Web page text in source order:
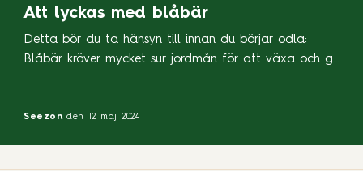
Att lyckas med blåbär
Detta bör du ta hänsyn till innan du börjar odla:
Blåbär kräver mycket sur jordmån för att växa och ge
detta pH-värde, men oftast så måste du ändra din
Seezon den 12 maj 2024